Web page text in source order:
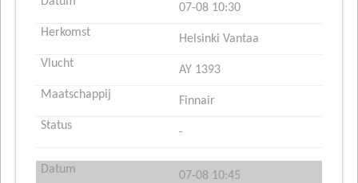
07-08 10:30
Helsinki Vantaa
AY 1393
Finnair
-
07-08 10:45